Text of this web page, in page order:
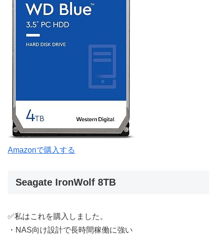
Amazonで購入する
Seagate IronWolf 8TB
✅私はこれを購入しました。
・NAS向け設計で長時間稼働に強い